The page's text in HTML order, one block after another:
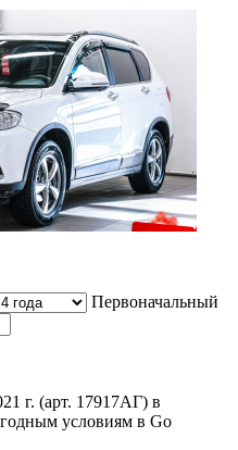
Первоначальный